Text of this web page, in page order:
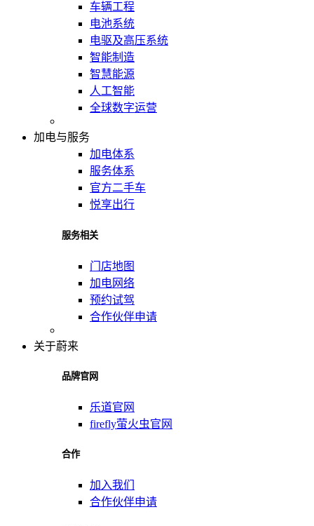
车辆工程
电池系统
电驱及高压系统
智能制造
智慧能源
人工智能
全球数字运营
加电与服务
加电体系
服务体系
官方二手车
悦享出行
服务相关
门店地图
加电网络
预约试驾
合作伙伴申请
关于蔚来
品牌官网
乐道官网
firefly萤火虫官网
合作
加入我们
合作伙伴申请